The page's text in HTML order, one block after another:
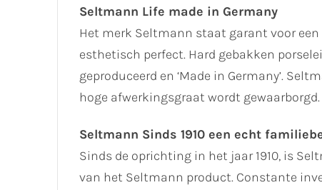
Seltmann Life made in Germany
Het merk Seltmann staat garant voor
esthetisch perfect. Hard gebakken
geproduceerd en ‘Made in Germany’.
hoge afwerkingsgraat wordt gewaarborgd.
Seltmann Sinds 1910 een echt
Sinds de oprichting in het jaar 1910, is
van het Seltmann product. Constante